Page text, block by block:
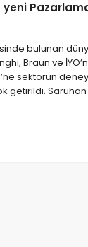
yeni
bulunan
Braun ve
sektörün
getirildi. Saruhan